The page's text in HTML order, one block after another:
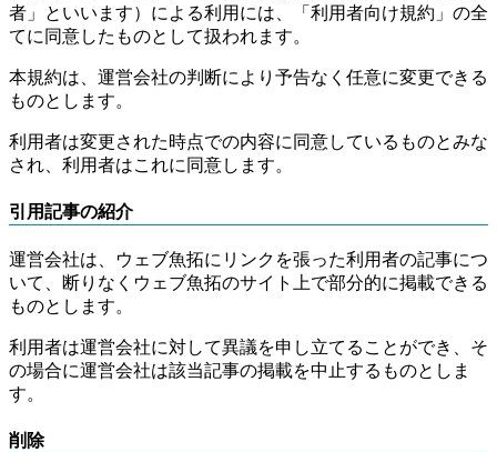
者」といいます）による利用には、「利用者向け規約」の全
てに同意したものとして扱われます。
本規約は、運営会社の判断により予告なく任意に変更できる
ものとします。
利用者は変更された時点での内容に同意しているものとみな
され、利用者はこれに同意します。
引用記事の紹介
運営会社は、ウェブ魚拓にリンクを張った利用者の記事につ
いて、断りなくウェブ魚拓のサイト上で部分的に掲載できる
ものとします。
利用者は運営会社に対して異議を申し立てることができ、そ
の場合に運営会社は該当記事の掲載を中止するものとしま
す。
削除